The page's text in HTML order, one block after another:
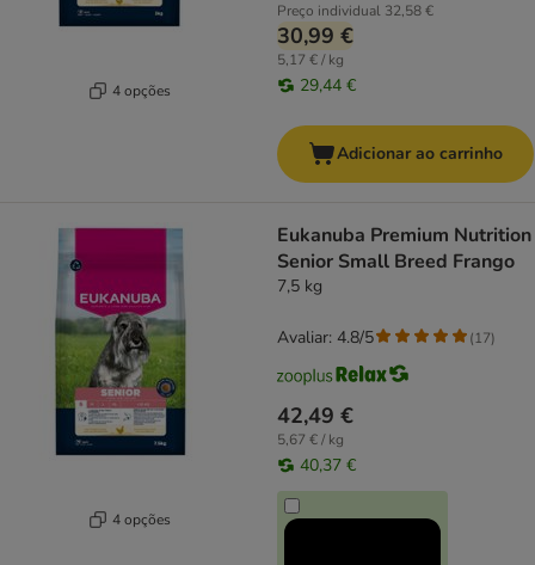
4 opções
Preço individual 32,58 €
30,99 €
5,17 € / kg
29,44 €
Adicionar ao carrinho
4 opções
Eukanuba Premium Nutrition
Senior Small Breed Frango
7,5 kg
42,49 €
5,67 € / kg
40,37 €
Avaliar: 4.8/5 (17)